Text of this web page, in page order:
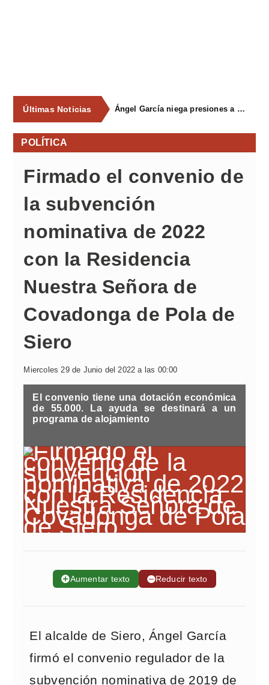
Últimas Noticias Ángel García niega presiones a comercios y asegura que el Ayuntamiento cumple "de manera muy rigurosa" la Ley de Contratos
POLÍTICA
Firmado el convenio de
la subvención
nominativa de 2022
con la Residencia
Nuestra Señora de
Covadonga de Pola de
Siero
Miercoles 29 de Junio del 2022 a las 00:00
El convenio tiene una dotación económica
de 55.000. La ayuda se destinará a un
programa de alojamiento
➕Aumentar texto ➖Reducir texto
El alcalde de Siero, Ángel García
firmó el convenio regulador de la
subvención nominativa de 2019 de